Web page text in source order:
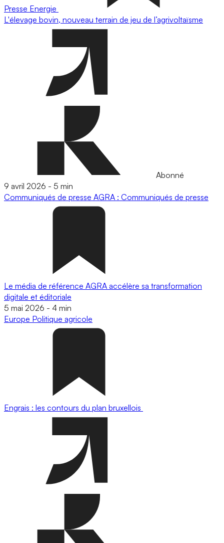
Presse Energie
L'élevage bovin, nouveau terrain de jeu de l’agrivoltaïsme
Abonné
9 avril 2026 - 5 min
Communiqués de presse AGRA : Communiqués de presse
Le média de référence AGRA accélère sa transformation
digitale et éditoriale
5 mai 2026 - 4 min
Europe Politique agricole
Engrais : les contours du plan bruxellois